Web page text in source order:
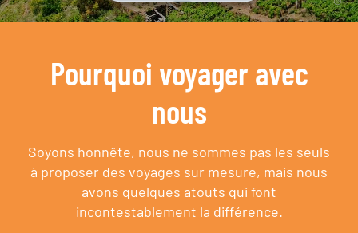
Pourquoi voyager avec
nous
Soyons honnête, nous ne sommes pas les seuls
à proposer des voyages sur mesure, mais nous
avons quelques atouts qui font
incontestablement la différence.